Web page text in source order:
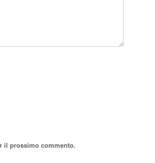
il prossimo commento.